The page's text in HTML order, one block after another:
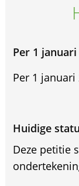
Per 1
Per 1
Huidige
Deze petitie